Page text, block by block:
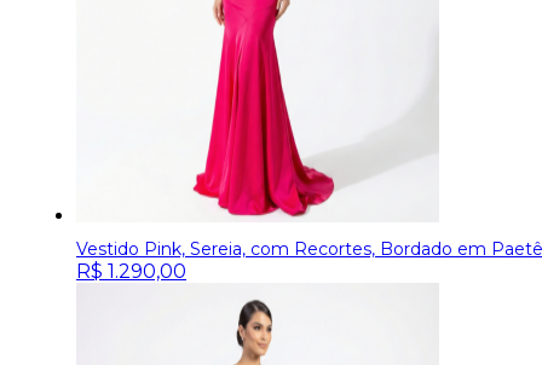
Vestido Pink, Sereia, com Recortes, Bordado em
R$ 1.290,00